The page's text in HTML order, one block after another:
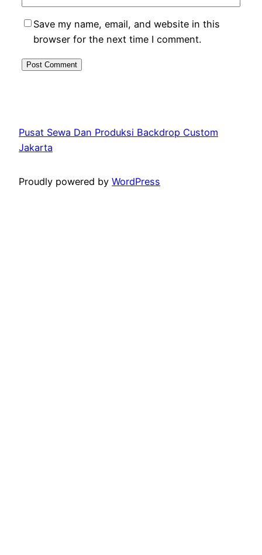
Save my name, email, and website in this
browser for the next time I comment.
Pusat Sewa Dan Produksi Backdrop Custom
Jakarta
Proudly powered by WordPress